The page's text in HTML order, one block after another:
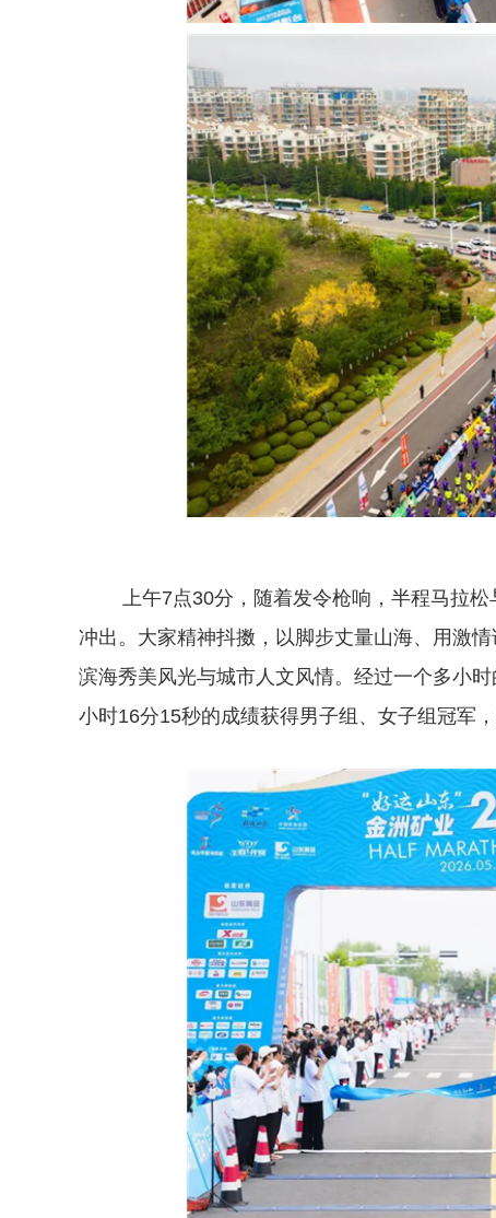
上午7点30分，随着发令枪响，半程马拉松
冲出。大家精神抖擞，以脚步丈量山海、用激
滨海秀美风光与城市人文风情。经过一个多小
小时16分15秒的成绩获得男子组、女子组冠军